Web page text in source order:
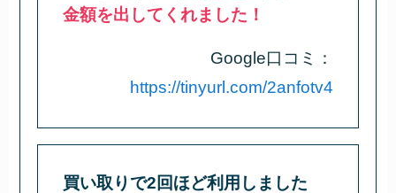
金額を出してくれました！
Google口コミ：
https://tinyurl.com/2anfotv4
買い取りで2回ほど利用しました